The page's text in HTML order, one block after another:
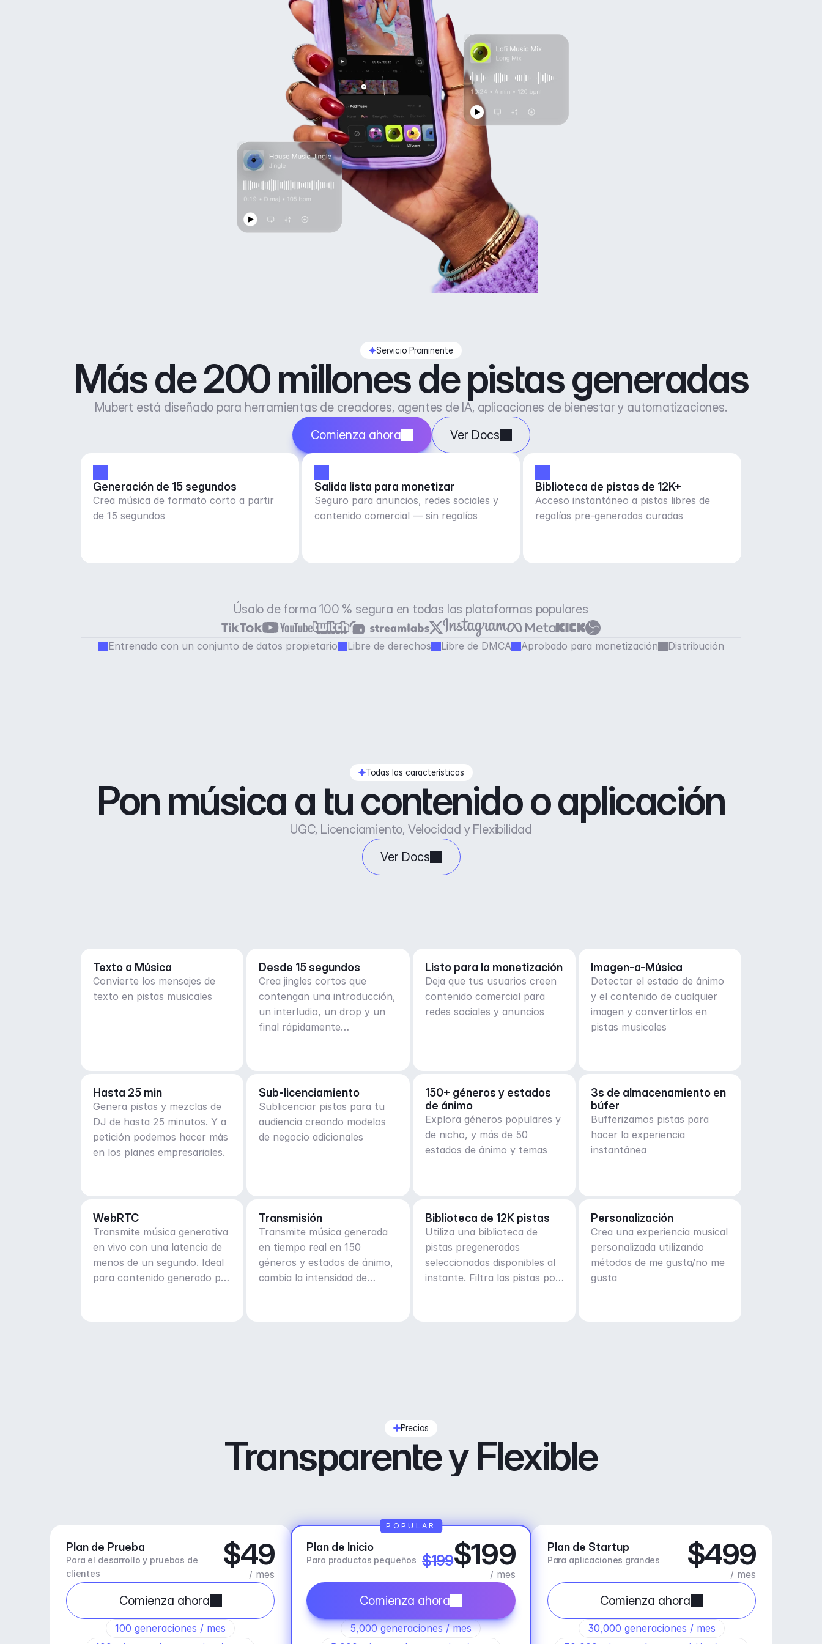
Servicio Prominente
Más de 200 millones de pistas generadas
Mubert está diseñado para herramientas de creadores, agentes de IA, aplicaciones de bienestar y automatizaciones.
Comienza ahora
Ver Docs
Generación de 15 segundos
Crea música de formato corto a partir
de 15 segundos
Salida lista para monetizar
Seguro para anuncios, redes sociales y
contenido comercial — sin regalías
Biblioteca de pistas de 12K+
Acceso instantáneo a pistas libres de
regalías pre-generadas curadas
Úsalo de forma 100 % segura en todas las plataformas populares
Entrenado con un conjunto de datos propietario Libre de derechos Libre de DMCA Aprobado para monetización Distribución
Todas las características
Pon música a tu contenido o aplicación
UGC, Licenciamiento, Velocidad y Flexibilidad
Ver Docs
Texto a Música
Convierte los mensajes de
texto en pistas musicales
Desde 15 segundos
Crea jingles cortos que
contengan una introducción,
un interludio, un drop y un
final rápidamente
Listo para la monetización
Deja que tus usuarios creen
contenido comercial para
redes sociales y anuncios
Imagen-a-Música
Detectar el estado de ánimo
y el contenido de cualquier
imagen y convertirlos en
pistas musicales
Hasta 25 min
Genera pistas y mezclas de
DJ de hasta 25 minutos. Y a
petición podemos hacer más
en los planes empresariales.
Sub-licenciamiento
Sublicenciar pistas para tu
audiencia creando modelos
de negocio adicionales
150+ géneros y estados
de ánimo
Explora géneros populares y
de nicho, y más de 50
estados de ánimo y temas
3s de almacenamiento en
búfer
Bufferizamos pistas para
hacer la experiencia
instantánea
WebRTC
Transmite música generativa
en vivo con una latencia de
menos de un segundo. Ideal
para contenido generado por
Transmisión
Transmite música generada
en tiempo real en 150
géneros y estados de ánimo,
cambia la intensidad de
Biblioteca de 12K pistas
Utiliza una biblioteca de
pistas pregeneradas
seleccionadas disponibles al
instante. Filtra las pistas por
Personalización
Crea una experiencia musical
personalizada utilizando
métodos de me gusta/no me
gusta
Precios
Transparente y Flexible
Plan de Prueba
Para el desarrollo y pruebas de
clientes
$49
/ mes
Comienza ahora
100 generaciones / mes
Plan de Inicio
Para productos pequeños $199$199
/ mes
Comienza ahora
5,000 generaciones / mes
POPULAR
Plan de Startup
Para aplicaciones grandes $499
/ mes
Comienza ahora
30,000 generaciones / mes